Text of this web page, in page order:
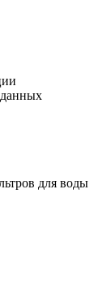
для воды